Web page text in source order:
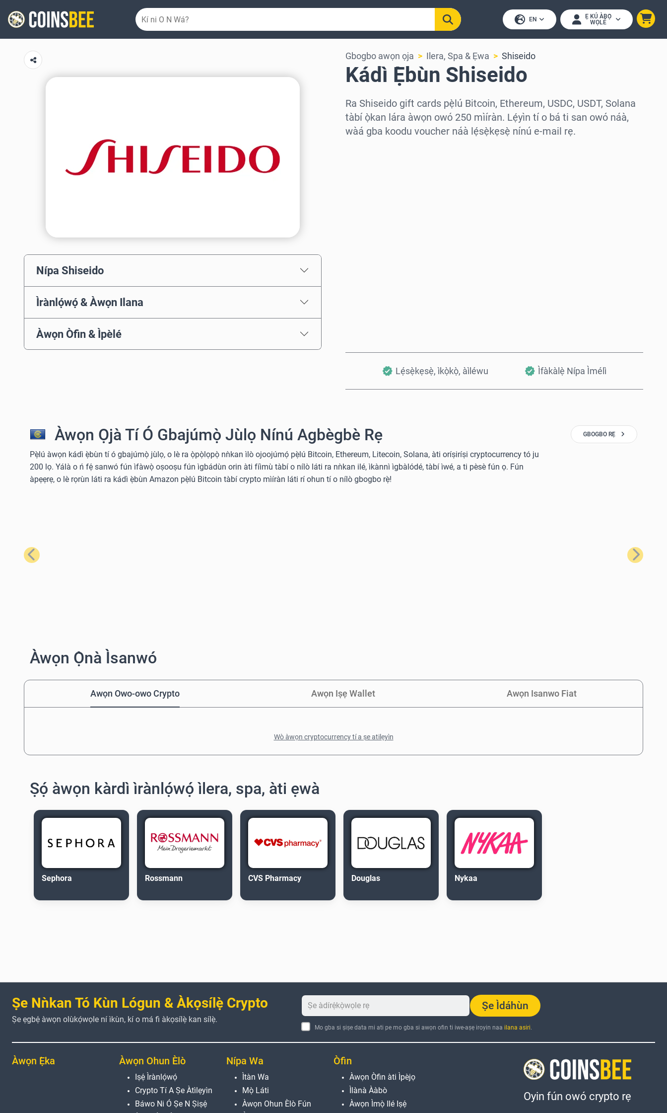
EN
Ẹ KÚ ÀBỌ̀
WỌLÉ
Nípa Shiseido
Ìrànlọ́wọ́ & Àwọn Ilana
Àwọn Òfin & Ìpèlé
Gbogbo awọn ọja Ilera, Spa & Ẹwa Shiseido
Kádì Ẹ̀bùn Shiseido
Ra Shiseido gift cards pẹ̀lú Bitcoin, Ethereum, USDC, USDT, Solana
tàbí ọ̀kan lára àwọn owó 250 mìíràn. Lẹ́yìn tí o bá ti san owó náà,
wàá gba koodu voucher náà lẹ́sẹ̀kẹsẹ̀ nínú e-mail rẹ.
Lẹ́sẹ̀kẹsẹ̀, ìkọ̀kọ̀, àìléwu Ìfàkàlẹ̀ Nípa Ìmélì
Àwọn Ọjà Tí Ó Gbajúmọ̀ Jùlọ Nínú Agbègbè Rẹ
Pẹ̀lú àwọn kádì ẹ̀bùn tí ó gbajúmọ̀ jùlọ, o lè ra ọ̀pọ̀lọpọ̀ nǹkan ìlò ojoojúmọ́ pẹ̀lú Bitcoin, Ethereum, Litecoin, Solana, àti oríṣiríṣi cryptocurrency tó ju
200 lọ. Yálà o ń fẹ́ sanwó fún ìfàwọ̀ oṣooṣu fún ìgbádùn orin àti fíìmù tàbí o nílò láti ra nǹkan ilé, ìkànnì ìgbàlódé, tàbí ìwé, a ti pèsè fún ọ. Fún
àpẹẹrẹ, o lè rọrùn láti ra kádì ẹ̀bùn Amazon pẹ̀lú Bitcoin tàbí crypto mìíràn láti rí ohun tí o nílò gbogbo rẹ̀!
GBOGBO RẸ̀
Tẹ́lẹ̀ Tẹ̀lé
Àwọn Ọ̀nà Ìsanwó
Awọn Owo-owo Crypto Awọn Iṣẹ Wallet Awọn Isanwo Fiat
Wò àwọn cryptocurrency tí a ṣe atilẹyìn
Ṣọ́ àwọn kàrdì ìrànlọ́wọ́ ìlera, spa, àti ẹwà
Sephora Rossmann CVS Pharmacy Douglas Nykaa
Ṣe Nǹkan Tó Kùn Lógun & Àkọsílẹ̀ Crypto
Ṣe ẹgbẹ́ àwọn olùkọ́wọle ní ìkùn, kí o má fi àkọsílẹ̀ kan sílẹ̀.
Ṣe Ìdáhùn
Mo gba si ṣiṣe data mi ati pe mo gba si awọn ofin ti iwe-aṣẹ iroyin naa ilana asiri.
Àwọn Ẹ̀ka Àwọn Ohun Èlò
Iṣẹ́ Ìrànlọ́wọ́
Crypto Tí A Ṣe Àtìlẹyìn
Báwo Ni Ó Ṣe N Ṣiṣẹ́
Nípa Wa
Ìtàn Wa
Mọ̀ Láti
Àwọn Ohun Èlò Fún
Òfin
Àwọn Òfin àti Ìpèjọ
Ìlànà Ààbò
Àwọn Ìmọ̀ Ilé Iṣẹ́
Oyin fún owó crypto rẹ